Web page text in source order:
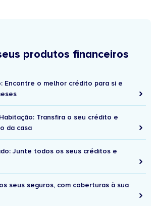
produtos financeiros
Encontre o melhor crédito para si e
Transfira o seu crédito e
da casa
Junte todos os seus créditos e
seus seguros, com coberturas à sua